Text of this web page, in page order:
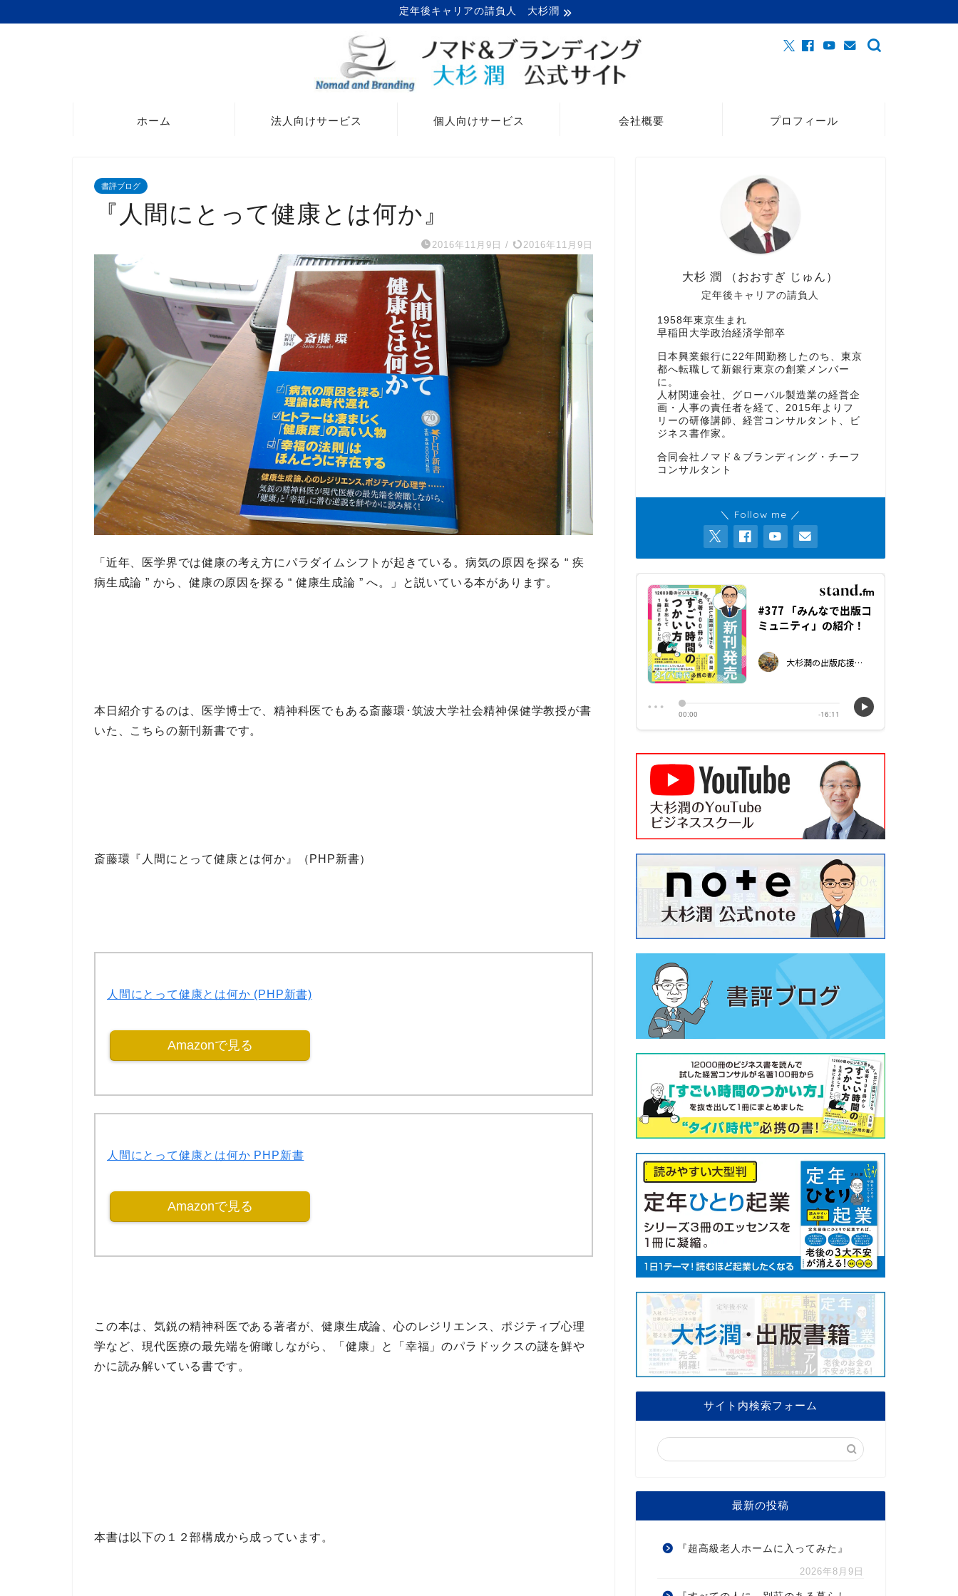
定年後キャリアの請負人 大杉潤
ホーム 法人向けサービス 個人向けサービス 会社概要 プロフィール
書評ブログ
『人間にとって健康とは何か』
2016年11月9日 / 2016年11月9日
「近年、医学界では健康の考え方にパラダイムシフトが起きている。病気の原因を探る “ 疾
病生成論 ” から、健康の原因を探る “ 健康生成論 ” へ。」
と説いている本があります。
本日紹介するのは、医学博士で、精神科医でもある斎藤環･筑波大学社会精神保健学教授が書
いた、こちらの新刊新書です。
斎藤環『人間にとって健康とは何か』（PHP新書）
人間にとって健康とは何か (PHP新書)
Amazonで見る
人間にとって健康とは何か PHP新書
Amazonで見る
この本は、気鋭の精神科医である著者が、健康生成論 、心のレジリエンス
ポジティブ心理
学など、現代医療の最先端を俯瞰 しながら、 「健康」と「幸福」のパラドックスの謎を鮮や
かに読み解いている書です。
本書は以下の １２部構成から成っています。
定年後キャリアの請負人
大杉 潤 （おおすぎ じゅん）
1958年東京生まれ
早稲田大学政治経済学部卒
日本興業銀行に22年間勤務したのち、東京
都へ転職して新銀行東京の創業メンバー
に。
人材関連会社、グローバル製造業の経営企
画・人事の責任者を経て、2015年よりフ
リーの研修講師、経営コンサルタント、ビ
ジネス書作家。
合同会社ノマド＆ブランディング・チーフ
コンサルタント
＼ Follow me ／
サイト内検索フォーム
最新の投稿
『超高級老人ホームに入ってみた』
2026年8月9日